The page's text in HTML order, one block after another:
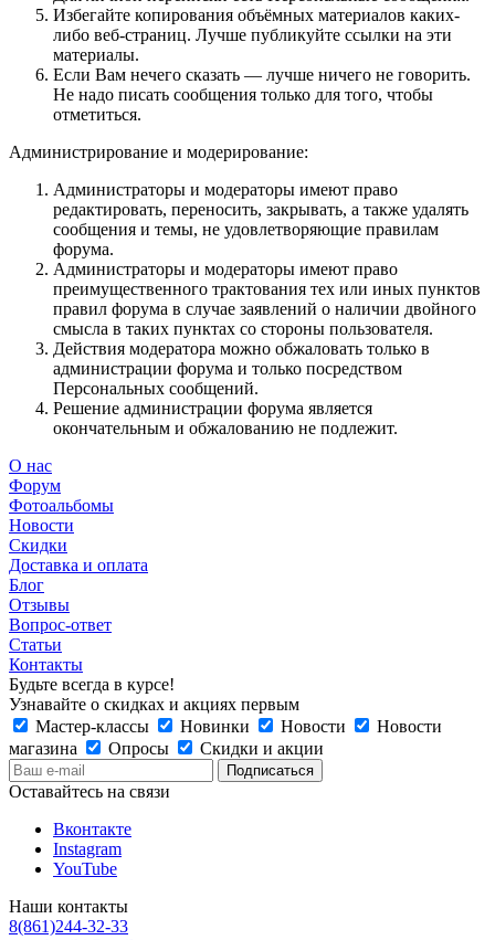
Избегайте копирования объёмных материалов каких-
либо веб-страниц. Лучше публикуйте ссылки на эти
материалы.
Если Вам нечего сказать — лучше ничего не говорить.
Не надо писать сообщения только для того, чтобы
отметиться.
Администрирование и модерирование:
Администраторы и модераторы имеют право
редактировать, переносить, закрывать, а также удалять
сообщения и темы, не удовлетворяющие правилам
форума.
Администраторы и модераторы имеют право
преимущественного трактования тех или иных пунктов
правил форума в случае заявлений о наличии двойного
смысла в таких пунктах со стороны пользователя.
Действия модератора можно обжаловать только в
администрации форума и только посредством
Персональных сообщений.
Решение администрации форума является
окончательным и обжалованию не подлежит.
О нас
Форум
Фотоальбомы
Новости
Скидки
Доставка и оплата
Блог
Отзывы
Вопрос-ответ
Статьи
Контакты
Будьте всегда в курсе!
Узнавайте о скидках и акциях первым
Мастер-классы
Новинки Новости
Новости
магазина
Опросы Скидки и акции
Оставайтесь на связи
Вконтакте
Instagram
YouTube
Наши контакты
8(861)244-32-33